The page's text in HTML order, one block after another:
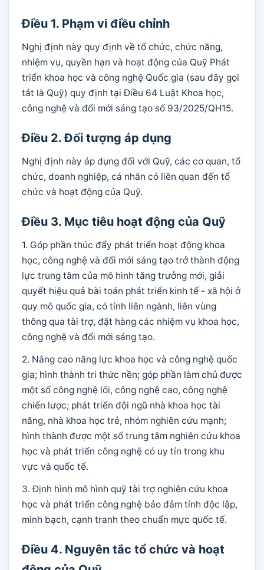
Điều 1. Phạm vi điều chỉnh
Nghị định này quy định về tổ chức, chức năng,
nhiệm vụ, quyền hạn và hoạt động của Quỹ Phát
triển khoa học và công nghệ Quốc gia (sau đây gọi
tắt là Quỹ) quy định tại Điều 64 Luật Khoa học,
công nghệ và đổi mới sáng tạo số 93/2025/QH15.
Điều 2. Đối tượng áp dụng
Nghị định này áp dụng đối với Quỹ, các cơ quan, tổ
chức, doanh nghiệp, cá nhân có liên quan đến tổ
chức và hoạt động của Quỹ.
Điều 3. Mục tiêu hoạt động của Quỹ
1. Góp phần thúc đẩy phát triển hoạt động khoa
học, công nghệ và đổi mới sáng tạo trở thành động
lực trung tâm của mô hình tăng trưởng mới, giải
quyết hiệu quả bài toán phát triển kinh tế - xã hội ở
quy mô quốc gia, có tính liên ngành, liên vùng
thông qua tài trợ, đặt hàng các nhiệm vụ khoa học,
công nghệ và đổi mới sáng tạo.
2. Nâng cao năng lực khoa học và công nghệ quốc
gia; hình thành tri thức nền; góp phần làm chủ được
một số công nghệ lõi, công nghệ cao, công nghệ
chiến lược; phát triển đội ngũ nhà khoa học tài
năng, nhà khoa học trẻ, nhóm nghiên cứu mạnh;
hình thành được một số trung tâm nghiên cứu khoa
học và phát triển công nghệ có uy tín trong khu
vực và quốc tế.
3. Định hình mô hình quỹ tài trợ nghiên cứu khoa
học và phát triển công nghệ bảo đảm tính độc lập,
minh bạch, cạnh tranh theo chuẩn mực quốc tế.
Điều 4. Nguyên tắc tổ chức và hoạt